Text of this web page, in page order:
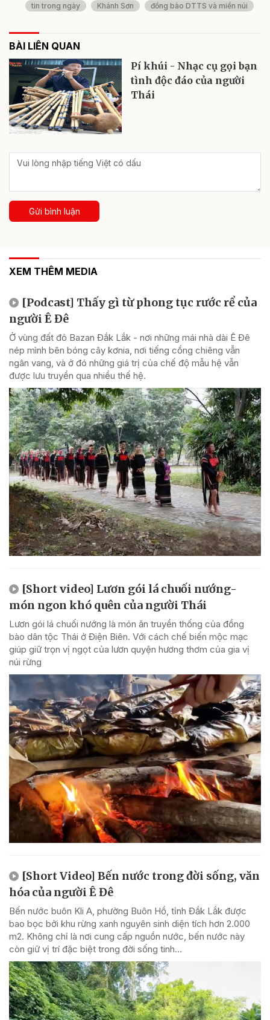
tin trong ngày
Khánh Sơn đồng bào DTTS và miền núi
BÀI LIÊN QUAN
Pí khúi - Nhạc cụ gọi bạn
tình độc đáo của người
Thái
Gửi bình luận
XEM THÊM MEDIA
[Podcast] Thấy gì từ phong tục rước rể của
người Ê Đê
Ở vùng đất đỏ Bazan Đắk Lắk - nơi những mái nhà dài Ê Đê
nép mình bên bóng cây kơnia, nơi tiếng cồng chiêng vẫn
ngân vang, và ở đó những giá trị của chế độ mẫu hệ vẫn
được lưu truyền qua nhiều thế hệ.
[Short video] Lươn gói lá chuối nướng-
món ngon khó quên của người Thái
Lươn gói lá chuối nướng là món ăn truyền thống của đồng
bào dân tộc Thái ở Điện Biên. Với cách chế biến mộc mạc
giúp giữ trọn vị ngọt của lươn quyện hương thơm của gia vị
núi rừng
[Short Video] Bến nước trong đời sống, văn
hóa của người Ê Đê
Bến nước buôn Kli A, phường Buôn Hồ, tỉnh Đắk Lắk được
bao bọc bởi khu rừng xanh nguyên sinh diện tích hơn 2.000
m2. Không chỉ là nơi cung cấp nguồn nước, bến nước này
còn giữ vị trí đặc biệt trong đời sống tinh...